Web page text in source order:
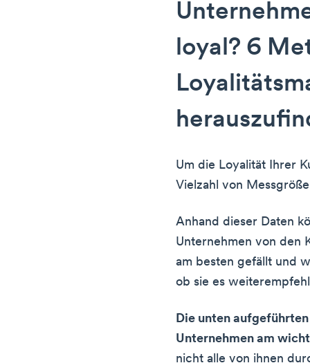
loyal? 6
Um die Loyalität Ihrer
Vielzahl von
Anhand dieser Daten
Unternehmen von den
am besten gefällt und
ob sie es
Die unten
Unternehmen am
nicht alle von ihnen